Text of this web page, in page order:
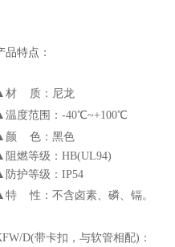
品特点：
材
质：尼龙
温度范围： -40℃~+100℃
颜
色：黑色
阻燃等级： HB(UL94)
防护等级： IP54
特 性：不含卤素、磷、镉。
D(带卡扣，与软管相配) ：